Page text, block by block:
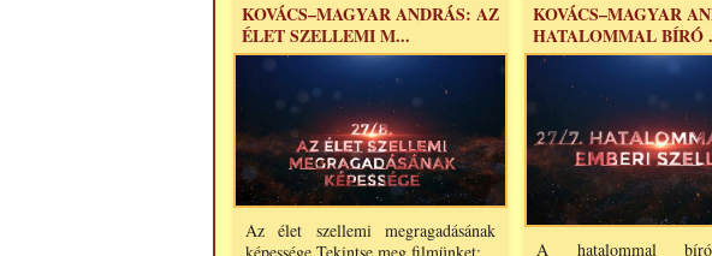
KOVÁCS–MAGYAR ANDRÁS: AZ
ÉLET SZELLEMI M...
Az élet szellemi megragadásának
KOVÁCS–MAGYAR
HATALOMMAL BÍRÓ
A hatalommal